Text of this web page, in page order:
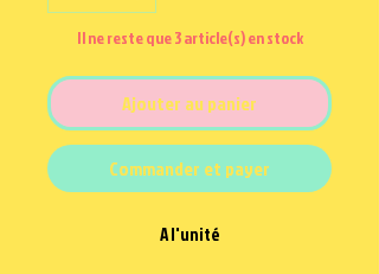
Il ne reste que 3 article(s) en stock
Ajouter au panier
Commander et payer
A l'unité